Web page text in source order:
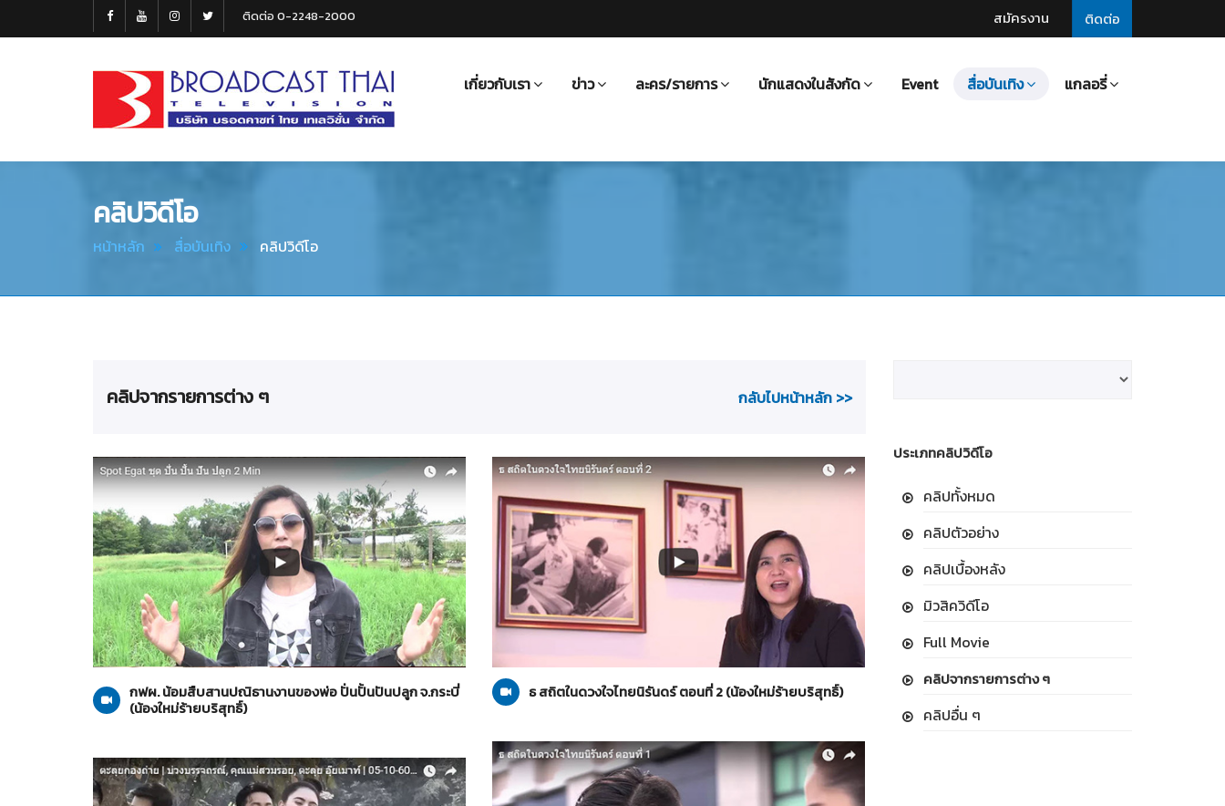
ติดต่อ
สมัครงาน
ติดต่อ 0-2248-2000
Thai
เกี่ยวกับเรา ข่าว ละคร/รายการ นักแสดงในสังกัด Event สื่อบันเทิง แกลอรี่
คลิปวิดีโอ
หน้าหลัก สื่อบันเทิง คลิปวิดีโอ
กลับไปหน้าหลัก >>
คลิปจากรายการต่าง ๆ
21-10-2560
น้องใหม่ร้ายบริสุทธิ์
กฟผ. น้อมสืบสานปณิธานงานของพ่อ ปั่นปั้นปันปลูก จ.กระบี่
(น้องใหม่ร้ายบริสุทธิ์)
น้องใหม่ร้ายบริสุทธิ์
ธ สถิตในดวงใจไทยนิรันดร์ ตอนที่ 2 (น้องใหม่ร้ายบริสุทธิ์)
ประเภทคลิปวิดีโอ
คลิปทั้งหมด
คลิปตัวอย่าง
คลิปเบื้องหลัง
มิวสิควิดีโอ
Full Movie
คลิปจากรายการต่าง ๆ
คลิปอื่น ๆ